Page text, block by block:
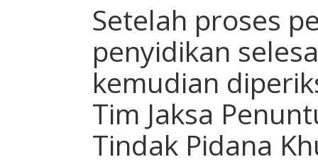
Setelah proses
penyidikan
kemudian
Tim Jaksa
Tindak Pidana